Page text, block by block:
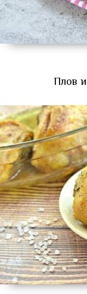
Плов